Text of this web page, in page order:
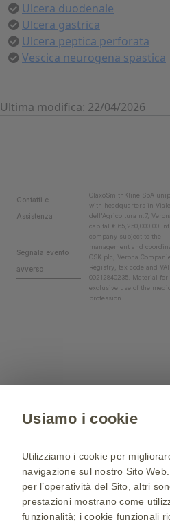
Ulcera duodenale
Ulcera gastrica
Ulcera peptica perforata
Vescica neurogena spastica
Ultima modifica: 22/04/2026
Contatti e
Assistenza
Segnala evento
avverso
GlaxoSmithKline SpA
with headquarters in Viale
dell'Agricoltura n.7,
capital € 65,250,000.00
company subject to the
management and
GSK plc, Verona
Registry, tax code and VAT
00212840235. Material for
exclusive use of the
profession.
Usiamo i cookie
Utilizziamo i cookie per
navigazione sul nostro Sito
per l’operatività del Sito, altri
prestazioni mostrano come
funzionalità; i cookie funzionali